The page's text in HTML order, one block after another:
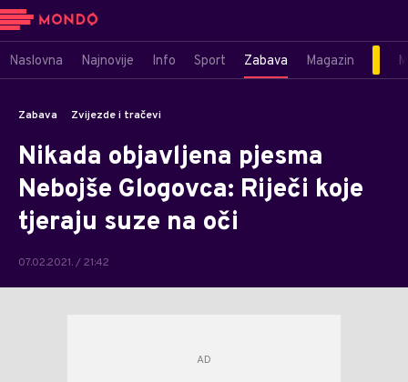
Naslovna Najnovije Info Sport Zabava Magazin
Zabava Zvijezde i tračevi
Nikada objavljena pjesma
Nebojše Glogovca: Riječi koje
tjeraju suze na oči
07.02.2021. / 21:42